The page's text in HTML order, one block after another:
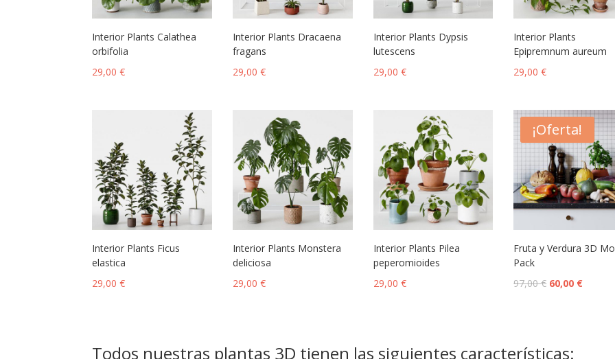
Interior Plants Calathea
orbifolia
29,00€
Interior Plants Dracaena
fragans
29,00€
Interior Plants Dypsis
lutescens
29,00 €
Interior Plants
Epipremnum aureum
29,00€
Interior Plants Ficus
elastica
29,00€
Interior Plants Monstera
deliciosa
29,00€
Interior Plants Pilea
peperomioides
29,00 €
¡Oferta!
Fruta y Verdura 3D
Pack
97,00€ 60,00 €
Todos nuestras plantas 3D tienen las siguientes características: